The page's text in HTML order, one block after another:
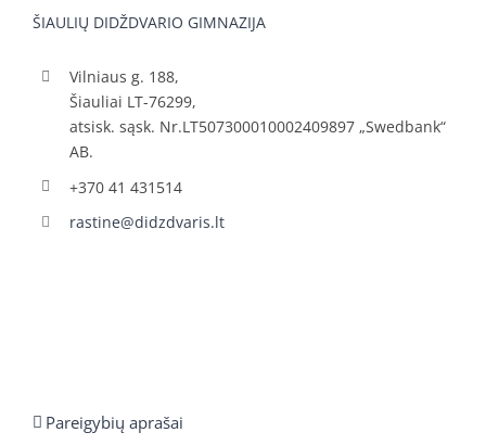
ŠIAULIŲ DIDŽDVARIO GIMNAZIJA
Vilniaus g. 188,
Šiauliai LT-76299,
atsisk. sąsk. Nr.LT507300010002409897 „Swedbank“
AB.
+370 41 431514
rastine@didzdvaris.lt
Pareigybių aprašai